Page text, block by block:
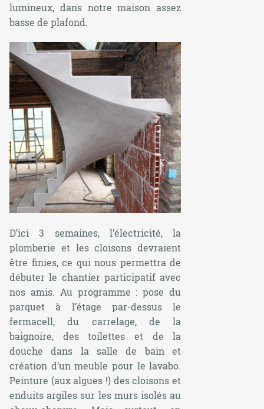
lumineux, dans notre maison assez
basse de plafond.
D’ici 3 semaines, l’électricité, la
plomberie et les cloisons devraient
être finies, ce qui nous permettra de
débuter le chantier participatif avec
nos amis. Au programme : pose du
parquet à l’étage par-dessus le
fermacell, du carrelage, de la
baignoire, des toilettes et de la
douche dans la salle de bain et
création d’un meuble pour le lavabo.
Peinture (aux algues !) des cloisons et
enduits argiles sur les murs isolés au